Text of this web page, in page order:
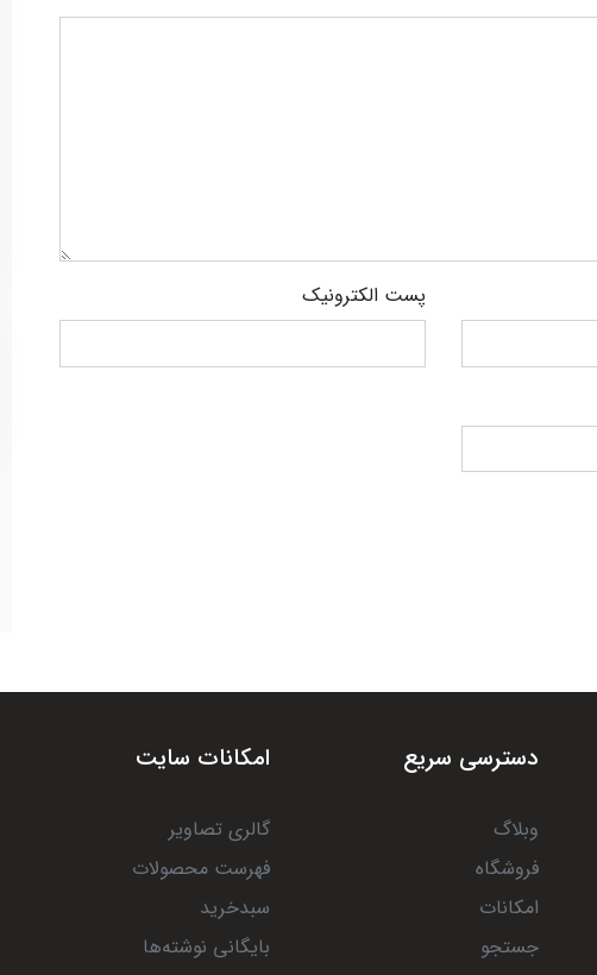
پست الکترونیک
دسترسی سریع
وبلاگ
فروشگاه
امکانات
جستجو
امکانات سایت
گالری تصاویر
فهرست محصولات
سبدخرید
بایگانی نوشته‌ها